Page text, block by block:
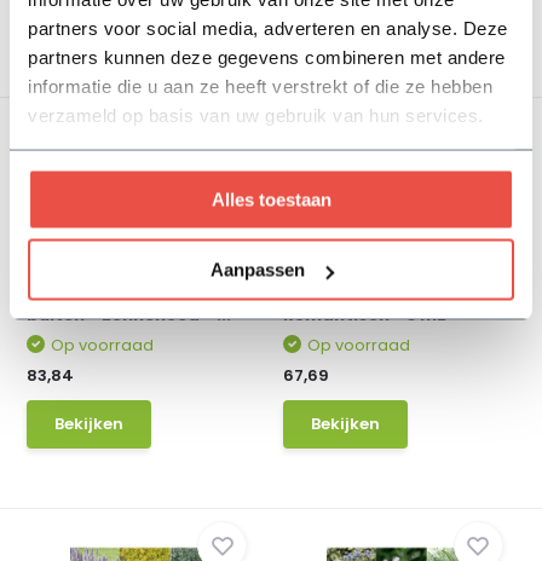
partners voor social media, adverteren en analyse. Deze
partners kunnen deze gegevens combineren met andere
informatie die u aan ze heeft verstrekt of die ze hebben
verzameld op basis van uw gebruik van hun services.
Alles toestaan
Aanpassen
Bekijken Bekijken
Plantenpakket voor
buiten - Zonnehoed - ...
Op voorraad
83,84
Bekijken
Romantisch - 3 m2
Op voorraad
67,69
Bekijken